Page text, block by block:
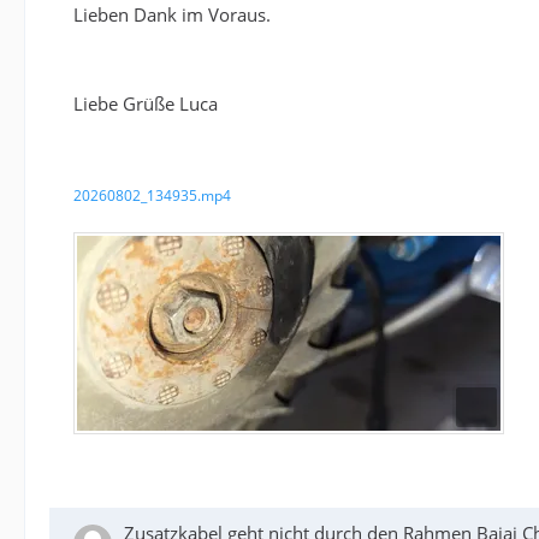
Lieben Dank im Voraus.
Liebe Grüße Luca
20260802_134935.mp4
Zusatzkabel geht nicht durch den Rahmen Bajaj